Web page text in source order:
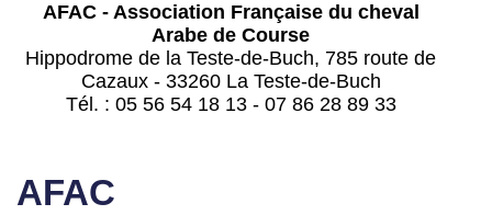
AFAC
AFAC - Association Française du cheval
Arabe de Course
Hippodrome de la Teste-de-Buch, 785 route de
Cazaux - 33260 La Teste-de-Buch
Tél. : 05 56 54 18 13 - 07 86 28 89 33